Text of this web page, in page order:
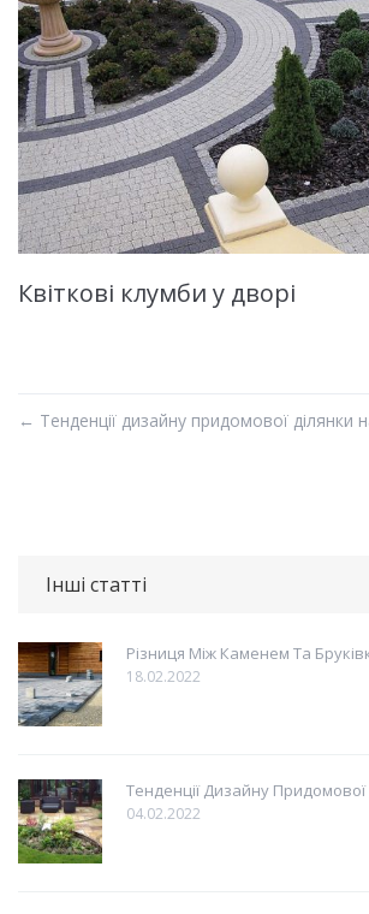
Квіткові клумби у дворі
← Тенденції дизайну придомової ділянки
Інші статті
Різниця Між Каменем Та
18.02.2022
Тенденції Дизайну Придомової
04.02.2022